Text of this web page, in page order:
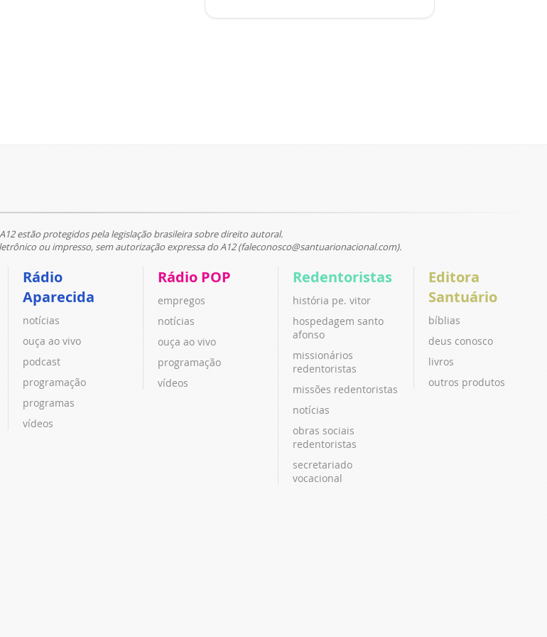
estão protegidos pela legislação brasileira sobre direito autoral.
ou impresso, sem autorização expressa do A12 (faleconosco@santuarionacional.com).
Rádio
Aparecida
notícias
ouça ao vivo
podcast
programação
programas
vídeos
Rádio POP
empregos
notícias
ouça ao vivo
programação
vídeos
Redentoristas
história pe. vitor
hospedagem santo
afonso
missionários
redentoristas
missões redentoristas
notícias
obras sociais
redentoristas
secretariado
vocacional
Editora
Santuário
bíblias
deus conosco
livros
outros produtos